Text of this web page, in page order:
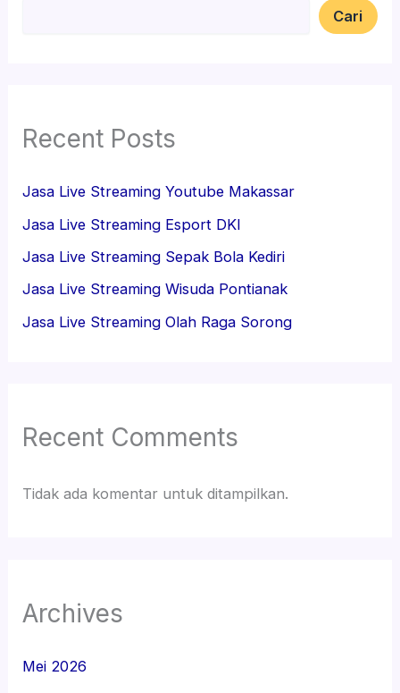
Cari
Recent Posts
Jasa Live Streaming Youtube Makassar
Jasa Live Streaming Esport DKI
Jasa Live Streaming Sepak Bola Kediri
Jasa Live Streaming Wisuda Pontianak
Jasa Live Streaming Olah Raga Sorong
Recent Comments
Tidak ada komentar untuk ditampilkan.
Archives
Mei 2026